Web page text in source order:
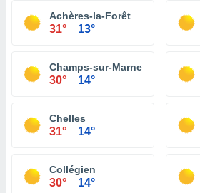
Achères-la-Forêt
31° 13°
Champs-sur-Marne
30° 14°
Chelles
31° 14°
Collégien
30° 14°